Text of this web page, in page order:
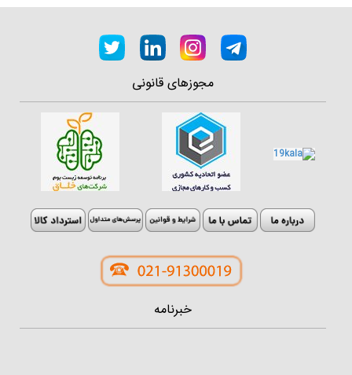
مجوزهای قانونی
خبرنامه